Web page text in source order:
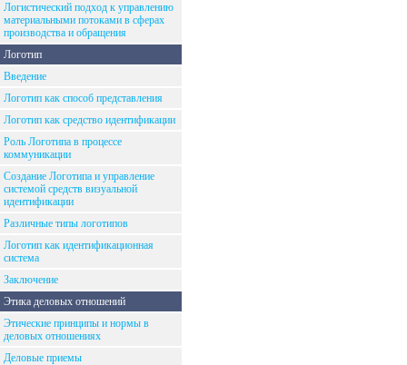
Логистический подход к управлению
материальными потоками в сферах
производства и обращения
Логотип
Введение
Логотип как способ представления
Логотип как средство идентификации
Роль Логотипа в процессе
коммуникации
Создание Логотипа и управление
системой средств визуальной
идентификации
Различные типы логотипов
Логотип как идентификационная
система
Заключение
Этика деловых отношений
Этические принципы и нормы в
деловых отношениях
Деловые приемы